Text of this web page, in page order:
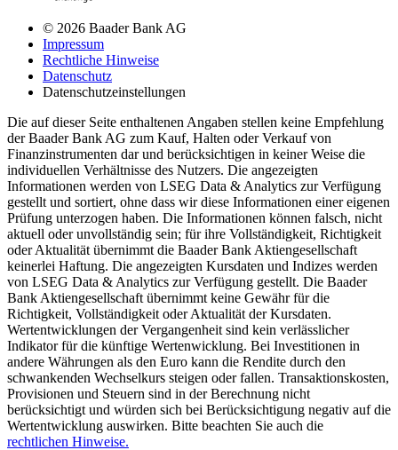
© 2026 Baader Bank AG
Impressum
Rechtliche Hinweise
Datenschutz
Datenschutzeinstellungen
Die auf dieser Seite enthaltenen Angaben stellen keine Empfehlung
der Baader Bank AG zum Kauf, Halten oder Verkauf von
Finanzinstrumenten dar und berücksichtigen in keiner Weise die
individuellen Verhältnisse des Nutzers. Die angezeigten
Informationen werden von LSEG Data & Analytics zur Verfügung
gestellt und sortiert, ohne dass wir diese Informationen einer eigenen
Prüfung unterzogen haben. Die Informationen können falsch, nicht
aktuell oder unvollständig sein; für ihre Vollständigkeit, Richtigkeit
oder Aktualität übernimmt die Baader Bank Aktiengesellschaft
keinerlei Haftung. Die angezeigten Kursdaten und Indizes werden
von LSEG Data & Analytics zur Verfügung gestellt. Die Baader
Bank Aktiengesellschaft übernimmt keine Gewähr für die
Richtigkeit, Vollständigkeit oder Aktualität der Kursdaten.
Wertentwicklungen der Vergangenheit sind kein verlässlicher
Indikator für die künftige Wertenwicklung. Bei Investitionen in
andere Währungen als den Euro kann die Rendite durch den
schwankenden Wechselkurs steigen oder fallen. Transaktionskosten,
Provisionen und Steuern sind in der Berechnung nicht
berücksichtigt und würden sich bei Berücksichtigung negativ auf die
Wertentwicklung auswirken. Bitte beachten Sie auch die
rechtlichen Hinweise.